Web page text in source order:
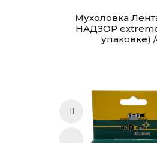
Мухоловка
НАДЗОР
упаковке)